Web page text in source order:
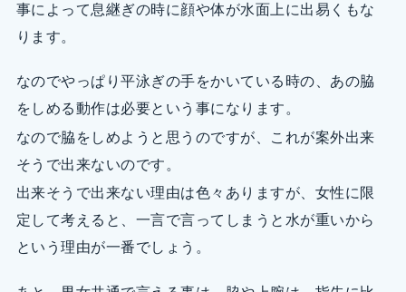
事によって息継ぎの時に顔や体が水面上に出易くもな
ります。
なのでやっぱり平泳ぎの手をかいている時の、あの脇
をしめる動作は必要という事になります。
なので脇をしめようと思うのですが、これが案外出来
そうで出来ないのです。
出来そうで出来ない理由は色々ありますが、女性に限
定して考えると、一言で言ってしまうと水が重いから
という理由が一番でしょう。